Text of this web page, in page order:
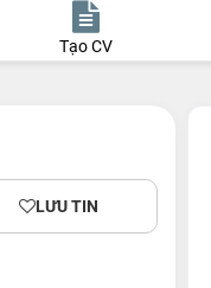
Tạo CV
LƯU TIN